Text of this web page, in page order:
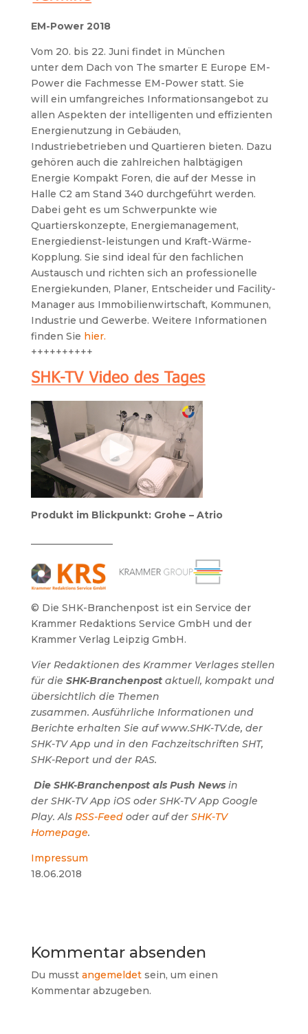
EM-Power 2018
Vom 20. bis 22. Juni findet in München
unter dem Dach von The smarter E Europe EM-
Power die Fachmesse EM-Power statt. Sie
will ein umfangreiches Informationsangebot zu
allen Aspekten der intelligenten und effizienten
Energienutzung in Gebäuden,
Industriebetrieben und Quartieren bieten. Dazu
gehören auch die zahlreichen halbtägigen
Energie Kompakt Foren, die auf der Messe in
Halle C2 am Stand 340 durchgeführt werden.
Dabei geht es um Schwerpunkte wie
Quartierskonzepte, Energiemanagement,
Energiedienst-leistungen und Kraft-Wärme-
Kopplung. Sie sind ideal für den fachlichen
Austausch und richten sich an professionelle
Energiekunden, Planer, Entscheider und Facility-
Manager aus Immobilienwirtschaft, Kommunen,
Industrie und Gewerbe. Weitere Informationen
finden Sie hier.
++++++++++
Produkt im Blickpunkt: Grohe – Atrio
© Die SHK-Branchenpost ist ein Service der
Krammer Redaktions Service GmbH und der
Krammer Verlag Leipzig GmbH.
Vier Redaktionen des Krammer Verlages stellen
für die SHK-Branchenpost aktuell, kompakt und
übersichtlich die Themen
zusammen. Ausführliche Informationen und
Berichte erhalten Sie auf www.SHK-TV.de, der
SHK-TV App und in den Fachzeitschriften SHT,
SHK-Report und der RAS.
Die SHK-Branchenpost als Push Newsin
der SHK-TV App iOS oder SHK-TV App Google
Play. Als RSS-Feedoder auf der SHK-TV
Homepage.
Impressum
18.06.2018
Kommentar absenden
Du musst angemeldetsein, um einen
Kommentar abzugeben.